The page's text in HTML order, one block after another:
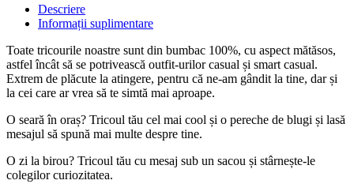
Descriere
Informații suplimentare
Toate tricourile noastre sunt din bumbac 100%, cu aspect mătăsos,
astfel încât să se potrivească outfit-urilor casual și smart casual.
Extrem de plăcute la atingere, pentru că ne-am gândit la tine, dar și
la cei care ar vrea să te simtă mai aproape.
O seară în oraș? Tricoul tău cel mai cool și o pereche de blugi și lasă
mesajul să spună mai multe despre tine.
O zi la birou? Tricoul tău cu mesaj sub un sacou și stârnește-le
colegilor curiozitatea.